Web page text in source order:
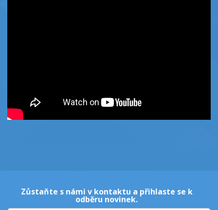
Zůstaňte s námi v kontaktu a přihlaste se k
odběru novinek.